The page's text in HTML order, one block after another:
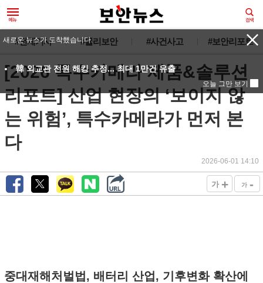
#전체기사 #물리보안 #사건사고 #보안리포트
[2026 특수카메라 제품&솔루션
리포트] 산업 현장의 ‘보이지 않
는 위험’, 특수카메라가 먼저 본
다
2026-06-01 14:10
가 + 가 -
중대재해처벌법, 배터리 산업, 기후변화 확산에
새로운 뉴스가 도착했습니다.
韓 외교관 전원 해킹 추정... 최대 1만건 유출
오늘 그만 보기